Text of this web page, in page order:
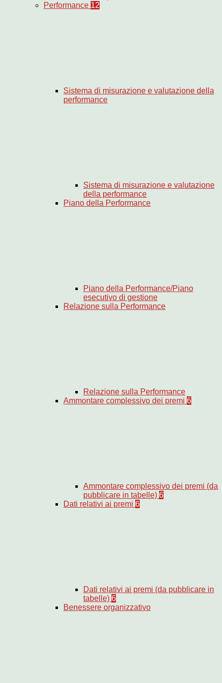
Performance 12
Sistema di misurazione e valutazione della
performance
Sistema di misurazione e valutazione
della performance
Piano della Performance
Piano della Performance/Piano
esecutivo di gestione
Relazione sulla Performance
Relazione sulla Performance
Ammontare complessivo dei premi 6
Ammontare complessivo dei premi (da
pubblicare in tabelle) 6
Dati relativi ai premi 6
Dati relativi ai premi (da pubblicare in
tabelle) 6
Benessere organizzativo